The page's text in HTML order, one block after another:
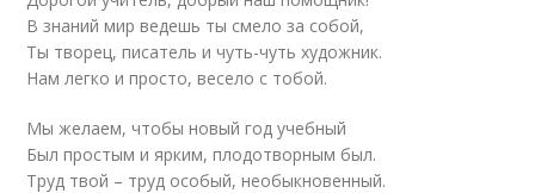
В знаний мир ведешь ты смело за собой,
Ты творец, писатель и чуть-чуть художник.
Нам легко и просто, весело с тобой.
Мы желаем, чтобы новый год учебный
Был простым и ярким, плодотворным был.
Труд твой – труд особый, необыкновенный.